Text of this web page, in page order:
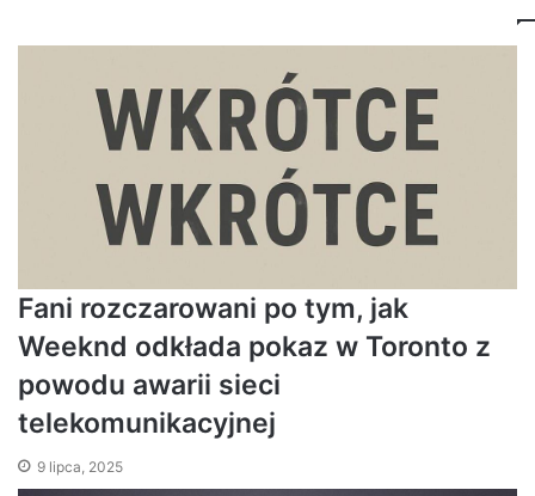
Fani rozczarowani po tym, jak
Weeknd odkłada pokaz w Toronto z
powodu awarii sieci
telekomunikacyjnej
9 lipca, 2025